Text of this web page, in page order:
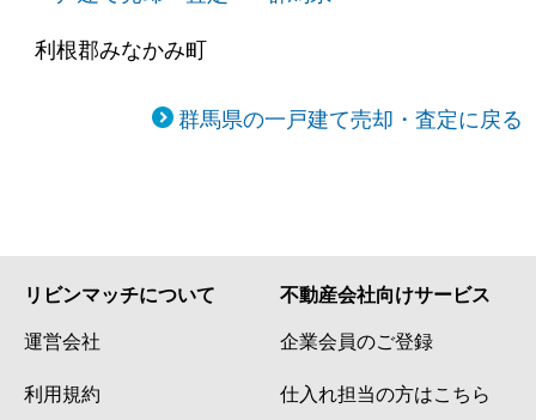
利根郡みなかみ町
群馬県の一戸建て売却・査定に戻る
リビンマッチについて
運営会社
利用規約
不動産会社向けサービス
企業会員のご登録
仕入れ担当の方はこちら